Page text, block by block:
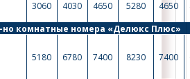
3060
4030 4650 5280 4650
но комнатные номера «Делюкс Плюс»
5180 6780 7400 8230 7400